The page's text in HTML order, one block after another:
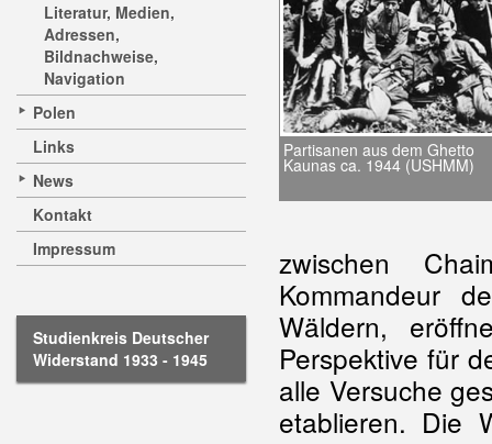
Literatur, Medien,
Adressen,
Bildnachweise,
Navigation
Polen
Links
News
Kontakt
Impressum
Studienkreis Deutscher
Widerstand 1933 - 1945
Partisanen aus dem Ghetto
Kaunas ca. 1944 (USHMM)
zwischen
Kommandeur
Wäldern,
Perspektive für
alle Versuche
etablieren. Die